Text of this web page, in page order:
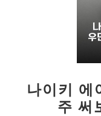
나이키 에
주 써